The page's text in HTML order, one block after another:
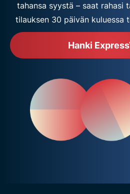
tahansa syystä – saat rahasi
tilauksen 30 päivän kuluessa
Hanki